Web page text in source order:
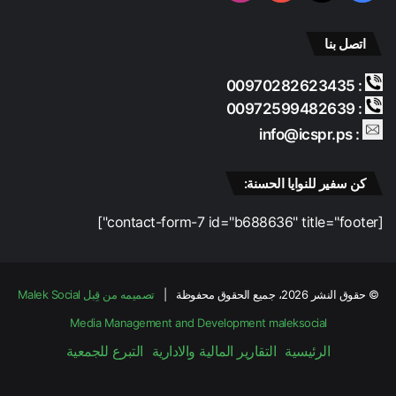
اتصل بنا
: 00970282623435
: 00972599482639
: info@icspr.ps
كن سفير للنوايا الحسنة:
[contact-form-7 id="b688636" title="footer"]
© حقوق النشر 2026، جميع الحقوق محفوظة |
تصميمه من قِبل Malek Social
Media Management and Development maleksocial
الرئيسية التقارير المالية والادارية التبرع للجمعية